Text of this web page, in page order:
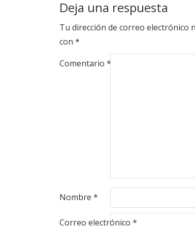
Deja una respuesta
Tu dirección de correo electrónico
con *
Comentario *
Nombre *
Correo electrónico *